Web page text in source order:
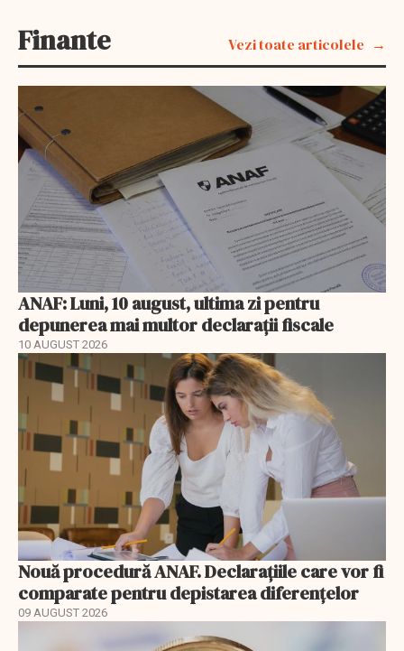
Finante Vezi toate articolele
ANAF: Luni, 10 august, ultima zi pentru
depunerea mai multor declarații fiscale
10 AUGUST 2026
Nouă procedură ANAF. Declarațiile care vor fi
comparate pentru depistarea diferențelor
09 AUGUST 2026